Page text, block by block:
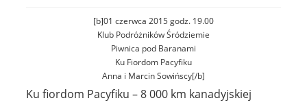
[b]01 czerwca 2015 godz. 19.00
Klub Podróżników Śródziemie
Piwnica pod Baranami
Ku Fiordom Pacyfiku
Anna i Marcin Sowińscy[/b]
Ku fiordom Pacyfiku – 8 000 km kanadyjskiej